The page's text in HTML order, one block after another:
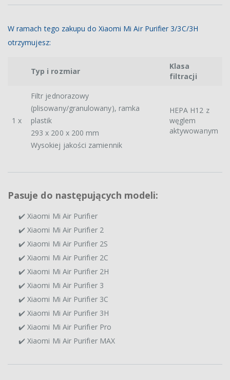
W ramach tego zakupu do Xiaomi Mi Air Purifier 3/3C/3H
otrzymujesz:
Typ i rozmiar
Klasa
filtracji
1 x
Filtr jednorazowy
(plisowany/granulowany), ramka
plastik
293 x 200 x 200 mm
Wysokiej jakości zamiennik
HEPA H12 z
węglem
aktywowanym
Pasuje do następujących modeli:
✔️ Xiaomi Mi Air Purifier
✔️ Xiaomi Mi Air Purifier 2
✔️ Xiaomi Mi Air Purifier 2S
✔️ Xiaomi Mi Air Purifier 2C
✔️ Xiaomi Mi Air Purifier 2H
✔️ Xiaomi Mi Air Purifier 3
✔️ Xiaomi Mi Air Purifier 3C
✔️ Xiaomi Mi Air Purifier 3H
✔️ Xiaomi Mi Air Purifier Pro
✔️ Xiaomi Mi Air Purifier MAX